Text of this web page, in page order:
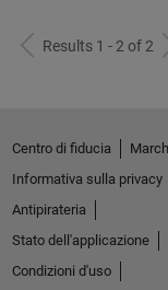
Results 1 - 2 of 2
Centro di fiducia
Informativa sulla privacy
Antipirateria
Stato dell'applicazione
Condizioni d'uso